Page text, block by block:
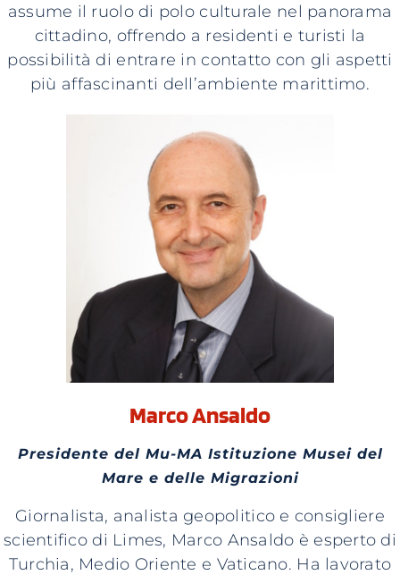
assume il ruolo di polo culturale nel panorama
cittadino, offrendo a residenti e turisti la
possibilità di entrare in contatto con gli aspetti
più affascinanti dell’ambiente marittimo.
Marco Ansaldo
Presidente del Mu-MA Istituzione Musei del
Mare e delle Migrazioni
Giornalista, analista geopolitico e consigliere
scientifico di Limes, Marco Ansaldo è esperto di
Turchia, Medio Oriente e Vaticano. Ha lavorato